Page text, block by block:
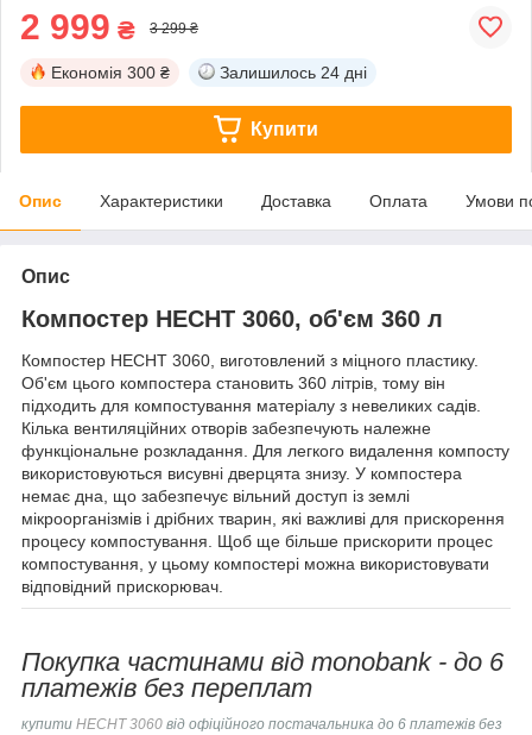
2 999 ₴ 3 299 ₴
Економія 300 ₴ Залишилось 24 дні
Купити
Опис Характеристики Доставка Оплата Умови
Опис
Компостер HECHT 3060, об'єм 360 л
Компостер HECHT 3060, виготовлений з міцного пластику.
Об'єм цього компостера становить 360 літрів, тому він
підходить для компостування матеріалу з невеликих садів.
Кілька вентиляційних отворів забезпечують належне
функціональне розкладання. Для легкого видалення компосту
використовуються висувні дверцята знизу. У компостера
немає дна, що забезпечує вільний доступ із землі
мікроорганізмів і дрібних тварин, які важливі для прискорення
процесу компостування. Щоб ще більше прискорити процес
компостування, у цьому компостері можна використовувати
відповідний прискорювач.
Покупка частинами від monobank - до 6
платежів без переплат
купити HECHT 3060 від офіційного постачальника до 6 платежів без